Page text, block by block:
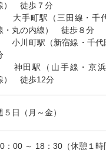
） 徒歩７分
大手町駅（三田線・千
・丸の内線） 徒歩８分
小川町駅（新宿線・千代
神田駅（山手線・京浜
） 徒歩12分
５日（月～金）
：00 ～ 18：30（休憩１時